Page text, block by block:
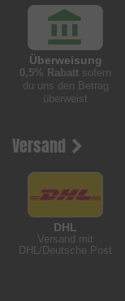
Überweisung
0,5% Rabatt sofern
du uns den Betrag
überweist
Versand
DHL
Versand mit
DHL/Deutsche Post